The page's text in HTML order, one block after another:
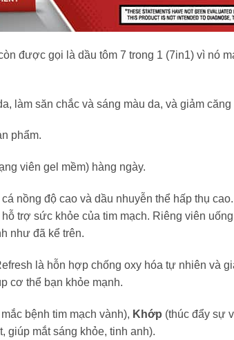
được gọi là dầu tôm 7 trong 1 (7in1) vì nó
săn chắc và sáng màu da, và giảm căng
phẩm.
viên gel mềm) hàng ngày.
nồng độ cao và dầu nhuyễn thể hấp thụ
trợ sức khỏe của tim mạch. Riêng viên
như đã kể trên.
là hỗn hợp chống oxy hóa tự nhiên và
cơ thể bạn khỏe mạnh.
bệnh tim mạch vành), Khớp (thúc đẩy sự
giúp mắt sáng khỏe, tinh anh).